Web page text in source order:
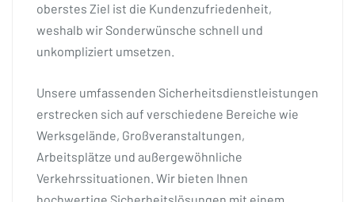
oberstes Ziel ist die Kundenzufriedenheit,
weshalb wir Sonderwünsche schnell und
unkompliziert umsetzen.
Unsere umfassenden Sicherheitsdienstleistungen
erstrecken sich auf verschiedene Bereiche wie
Werksgelände, Großveranstaltungen,
Arbeitsplätze und außergewöhnliche
Verkehrssituationen. Wir bieten Ihnen